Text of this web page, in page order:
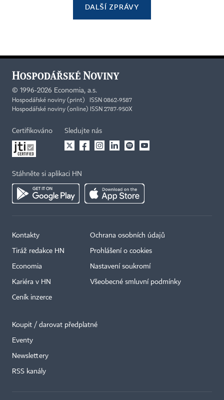
DALŠÍ ZPRÁVY
© 1996-2026 Economia, a.s.
Hospodářské noviny (print) ISSN 0862-9587
Hospodářské noviny (online) ISSN 2787-950X
Certifikováno Sledujte nás
Stáhněte si aplikaci HN
Kontakty
Tiráž redakce HN
Economia
Kariéra v HN
Ceník inzerce
Ochrana osobních údajů
Prohlášení o cookies
Nastavení soukromí
Všeobecné smluvní podmínky
Koupit / darovat předplatné
Eventy
Newslettery
RSS kanály